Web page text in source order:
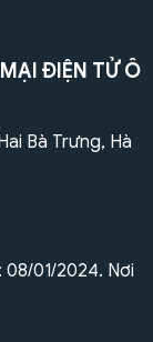
ĐIỆN TỬ Ô
Bà Trưng, Hà
08/01/2024. Nơi